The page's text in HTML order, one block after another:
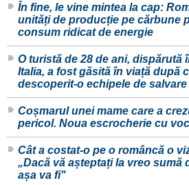
În fine, le vine mintea la cap:
unități de producție pe cărbune
consum ridicat de energie
O turistă de 28 de ani, dispărută
Italia, a fost găsită în viață după
descoperit-o echipele de salvare
Coșmarul unei mame care a
pericol. Noua escrocherie cu
Cât a costat-o pe o româncă o
„Dacă vă așteptați la vreo sumă
așa va fi"